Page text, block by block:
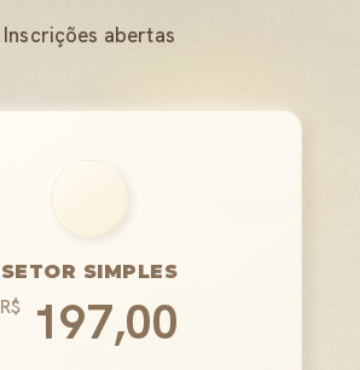
Inscrições abertas
SETOR SIMPLES
R$ 197,00